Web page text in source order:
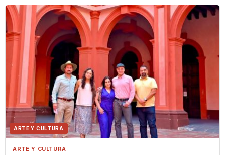
ARTE Y CULTURA
ARTE Y CULTURA